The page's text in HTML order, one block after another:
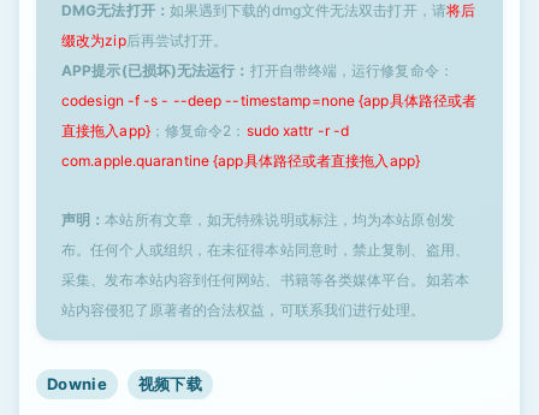
DMG无法打开： 如果遇到下载的dmg文件无法双击打开，请将后
缀改为zip后再尝试打开。
APP提示(已损坏)无法运行： 打开自带终端，运行修复命令：
codesign -f -s - --deep --timestamp=none {app具体路径或者
直接拖入app}；修复命令2： sudo xattr -r -d
com.apple.quarantine {app具体路径或者直接拖入app}
声明：本站所有文章，如无特殊说明或标注，均为本站原创发
布。任何个人或组织，在未征得本站同意时，禁止复制、盗用、
采集、发布本站内容到任何网站、书籍等各类媒体平台。如若本
站内容侵犯了原著者的合法权益，可联系我们进行处理。
Downie 视频下载